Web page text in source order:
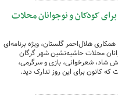
برای کودکان و نوجوانان محلات
هلال‌احمر گلستان، ویژه برنامه‌ای
محلات حاشیه‌نشین شهر گرگان
شاد، شعرخوانی، بازی و سرگرمی،
که کانون برای این روز تدارک دید.